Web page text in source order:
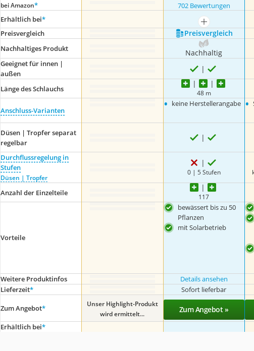
bei Amazon* 702 Bewertungen
Erhältlich bei*
mehr anzeigen
Preis­vergleich
Preis­vergleich
Nachhaltiges Produkt Nachhaltig
Geeignet für innen |
außen
Länge des Schlauchs
48 m
Anschluss-Varianten • keine Herstellerangabe •
Düsen | Tropfer separat
regelbar
Durchflussregelung in
Stufen
Düsen | Tropfer
0 | 5 Stufen
Anzahl der Einzelteile 117
Vorteile
bewässert bis zu 50
Pflanzen
mit Solarbetrieb
Weitere Produktinfos Details ansehen
Lieferzeit* Sofort lieferbar
Zum Angebot*
Unser Highlight-Produkt
wird ermittelt...
Zum Angebot »
Erhältlich bei*